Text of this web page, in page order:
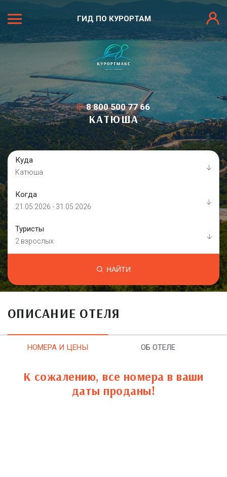
ГИД ПО КУРОРТАМ
8 800 500 77 66
КАТЮША
Куда
Катюша
Когда
21.05.2026 - 31.05.2026
Туристы
2 взрослых
НАЙТИ
ОПИСАНИЕ ОТЕЛЯ
НОМЕРА И ЦЕНЫ ОБ ОТЕЛЕ
К сожалению, все номера в ваши
даты проданы!